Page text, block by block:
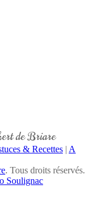
de Briare
& Recettes | A
. Tous droits réservés.
Soulignac